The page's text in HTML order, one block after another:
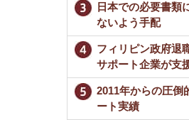
日本での必要書類
ないよう手配
フィリピン政府退
サポート企業が支
2011年からの圧倒
ート実績